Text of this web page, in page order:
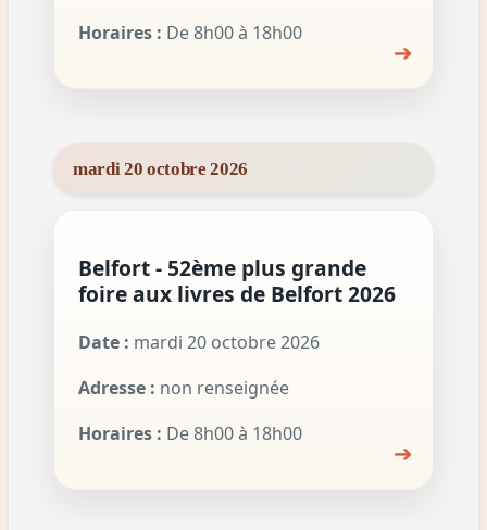
Horaires : De 8h00 à 18h00
➔
mardi 20 octobre 2026
Belfort - 52ème plus grande
foire aux livres de Belfort 2026
Date : mardi 20 octobre 2026
Adresse : non renseignée
Horaires : De 8h00 à 18h00
➔